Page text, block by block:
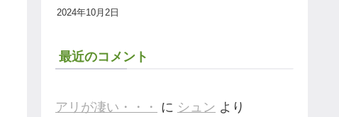
2024年10月2日
最近のコメント
アリが凄い・・・ に シュン より